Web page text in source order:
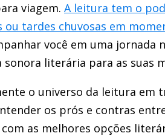
viagem. A leitura tem o
tardes chuvosas em
você em uma jornada
literária para as suas
o universo da leitura em
os prós e contras
as melhores opções